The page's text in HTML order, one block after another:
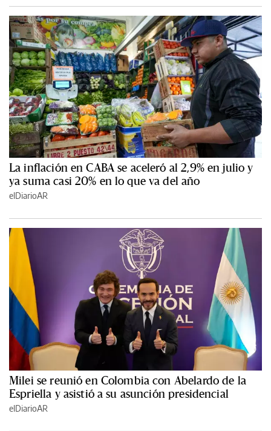
La inflación en CABA se aceleró al 2,9% en julio y
ya suma casi 20% en lo que va del año
elDiarioAR
Milei se reunió en Colombia con Abelardo de la
Espriella y asistió a su asunción presidencial
elDiarioAR